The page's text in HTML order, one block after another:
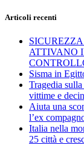
Articoli recenti
ATTIVANO
Sisma in
Tragedia
vittime e
Aiuta una
l’ex
Italia nella
25 città e